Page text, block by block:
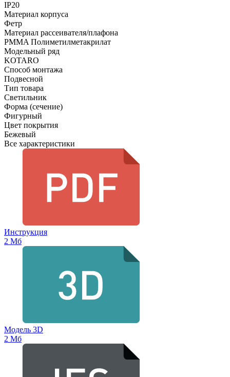
IP20
Материал корпуса
Фетр
Материал рассеивателя/плафона
PMMA Полиметилметакрилат
Модельный ряд
KOTARO
Способ монтажа
Подвесной
Тип товара
Светильник
Форма (сечение)
Фигурный
Цвет покрытия
Бежевый
Все характеристики
Инструкция
2 Мб
Модель 3D
2 Мб